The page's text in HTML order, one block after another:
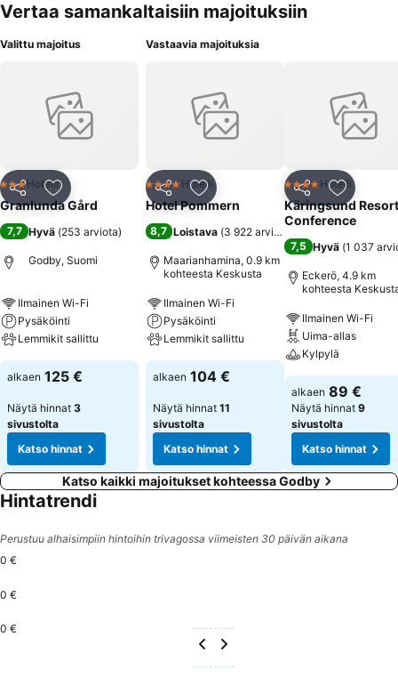
Vertaa samankaltaisiin majoituksiin
Valittu majoitus
Jaa Lisää suosikkeihin
3 Tähtiluokitus
Hotelli
Granlunda Gård
7,7 Hyvä (253 arviota)
Godby, Suomi
Ilmainen Wi-Fi
Pysäköinti
Lemmikit sallittu
alkaen 125 €
Näytä hinnat 3
sivustolta
Katso hinnat
Vastaavia majoituksia
Jaa Lisää suosikkeihin
4 Tähtiluokitus
Hotelli
Hotel Pommern
8,7 Loistava (3 922 arviota
Maarianhamina, 0.9 km
kohteesta Keskusta
Ilmainen Wi-Fi
Pysäköinti
Lemmikit sallittu
alkaen 104 €
Näytä hinnat 11
sivustolta
Katso hinnat
Jaa Lisää
4 Tähtiluokitus
Hotelli
Käringsund
Conference
7,5 Hyvä (1 037
Eckerö, 4.9 km
kohteesta
Ilmainen Wi-Fi
Uima-allas
Kylpylä
alkaen 89 €
Näytä hinnat 9
sivustolta
Katso hinnat
Katso kaikki majoitukset kohteessa Godby
Hintatrendi
Perustuu alhaisimpiin hintoihin trivagossa viimeisten 30 päivän aikana
0 €
0 €
0 €